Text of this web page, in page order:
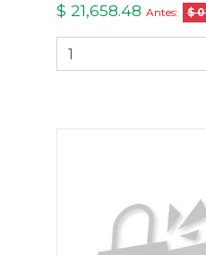
$ 21,658.48 Antes: $